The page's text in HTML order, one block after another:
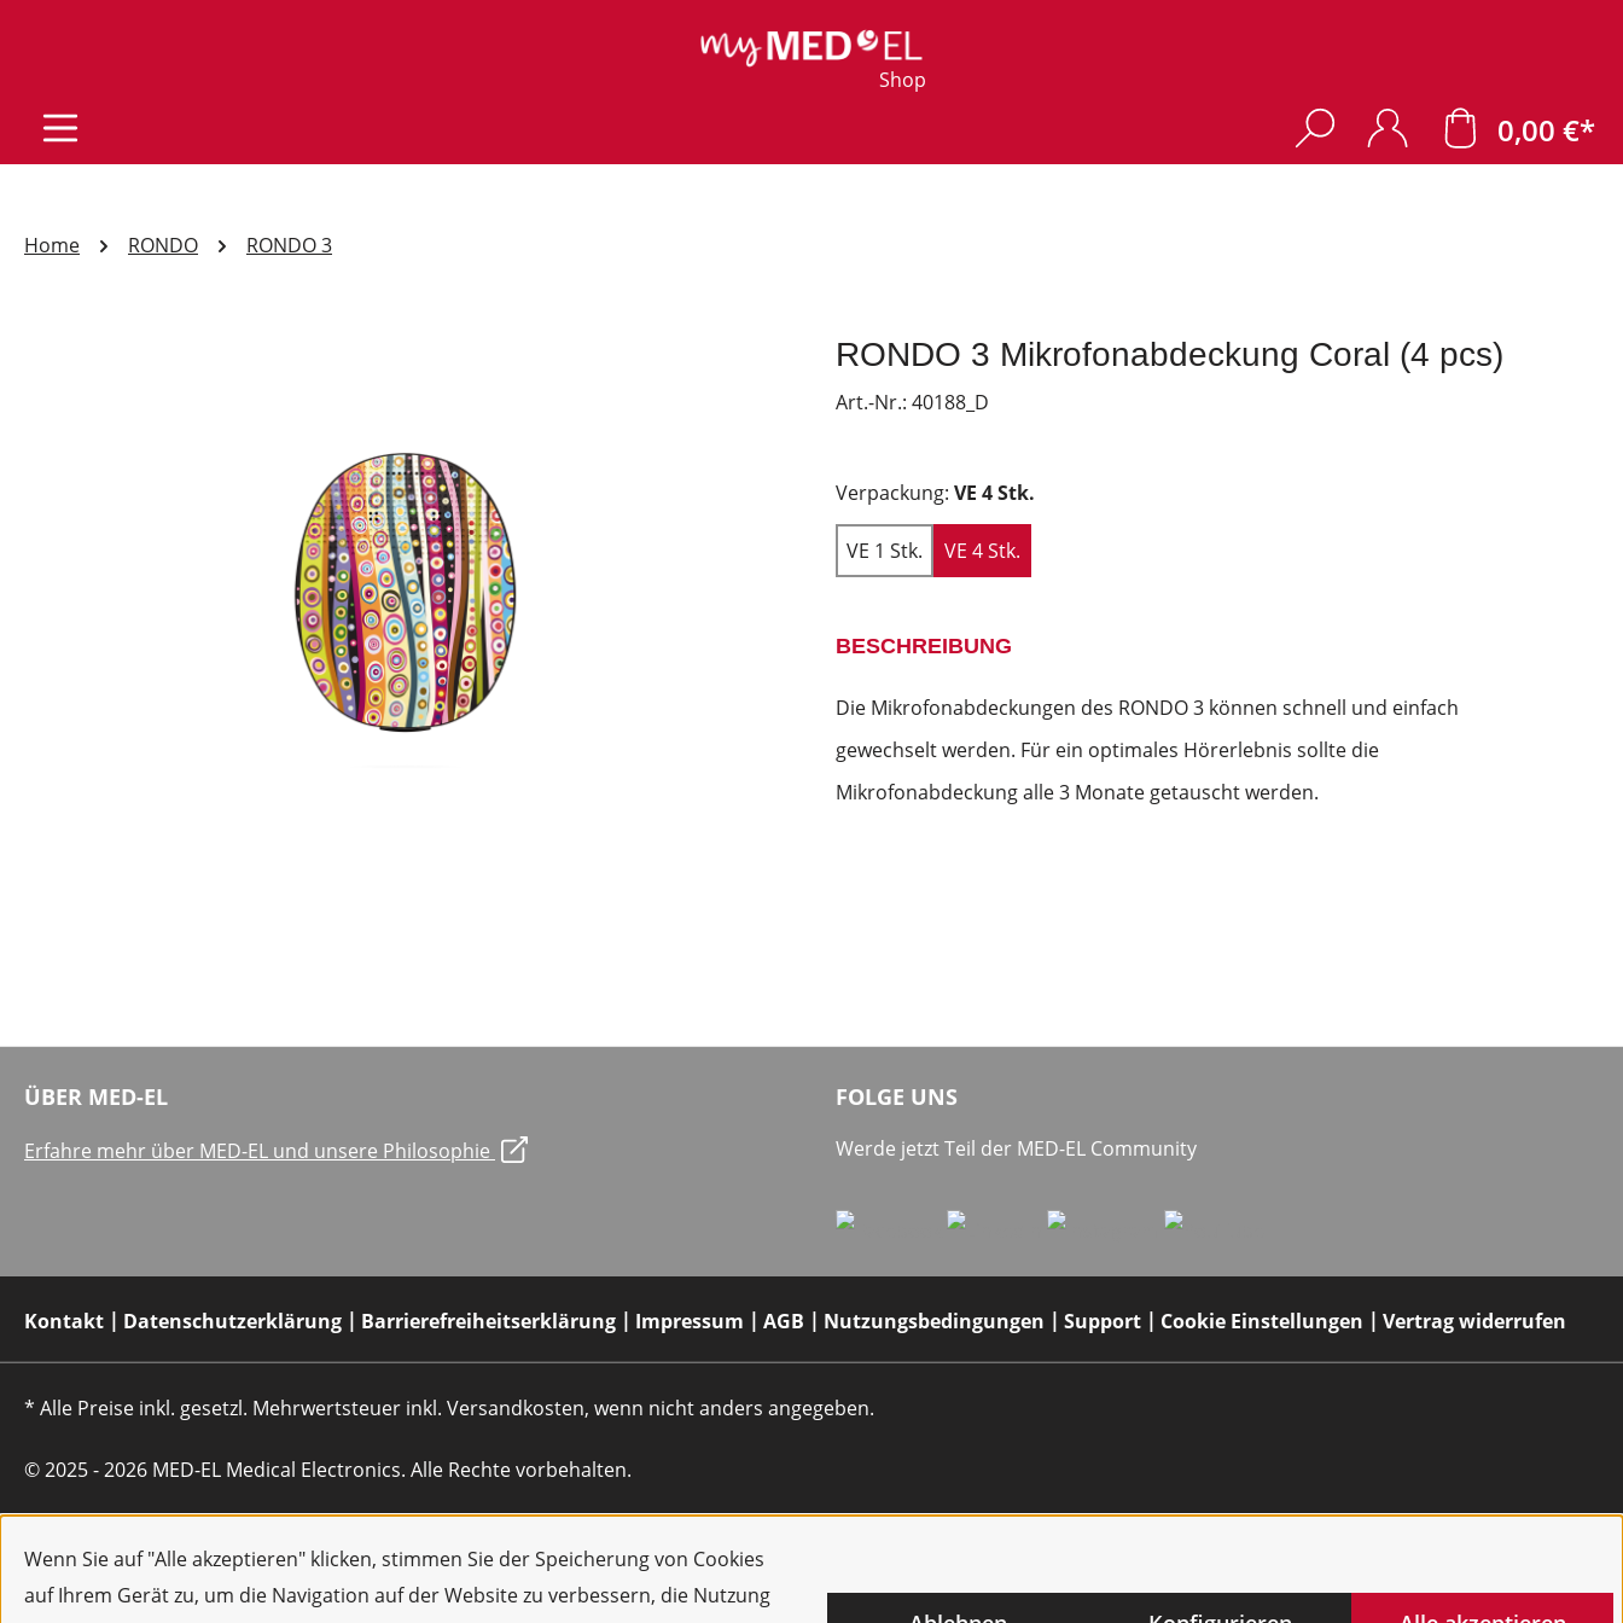
Wenn Sie auf "Alle akzeptieren" klicken, stimmen Sie der Speicherung von Cookies
auf Ihrem Gerät zu, um die Navigation auf der Website zu verbessern, die Nutzung
Shop
0,00 €*
Home RONDO RONDO 3
RONDO 3 Mikrofonabdeckung Coral (4 pcs)
Art.-Nr.: 40188_D
Verpackung: VE 4 Stk.
VE 1 Stk. VE 4 Stk.
BESCHREIBUNG
Die Mikrofonabdeckungen des RONDO 3 können schnell und einfach
gewechselt werden. Für ein optimales Hörerlebnis sollte die
Mikrofonabdeckung alle 3 Monate getauscht werden.
ÜBER MED-EL
Erfahre mehr über MED-EL und unsere Philosophie
FOLGE UNS
Werde jetzt Teil der MED-EL Community
Kontakt Datenschutzerklärung Barrierefreiheitserklärung Impressum AGB Nutzungsbedingungen Support Cookie Einstellungen Vertrag widerrufen
* Alle Preise inkl. gesetzl. Mehrwertsteuer inkl. Versandkosten, wenn nicht anders angegeben.
© 2025 - 2026 MED-EL Medical Electronics. Alle Rechte vorbehalten.